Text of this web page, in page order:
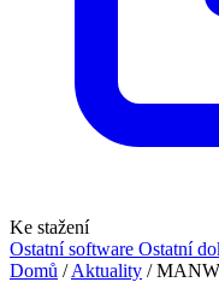
Ke stažení
Ostatní software Ostatní
Domů / Aktuality / MANW